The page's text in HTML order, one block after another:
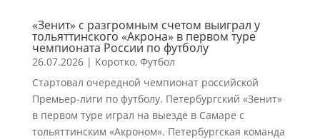
«Зенит» с разгромным счетом выиграл у
тольяттинского «Акрона» в первом туре
чемпионата России по футболу
26.07.2026| Коротко, Футбол
Стартовал очередной чемпионат российской
Премьер-лиги по футболу. Петербургский «Зенит»
в первом туре играл на выезде в Самаре с
тольяттинским «Акроном». Петербургская команда